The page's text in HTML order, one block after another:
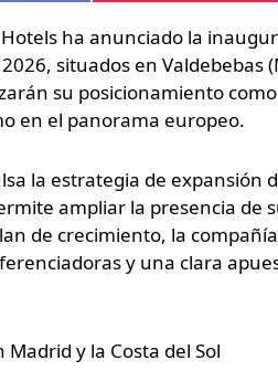
ha anunciado la
situados en Valdebebas
su posicionamiento
en el panorama europeo.
la estrategia de
ampliar la presencia de
de crecimiento, la
y una clara
y la Costa del Sol